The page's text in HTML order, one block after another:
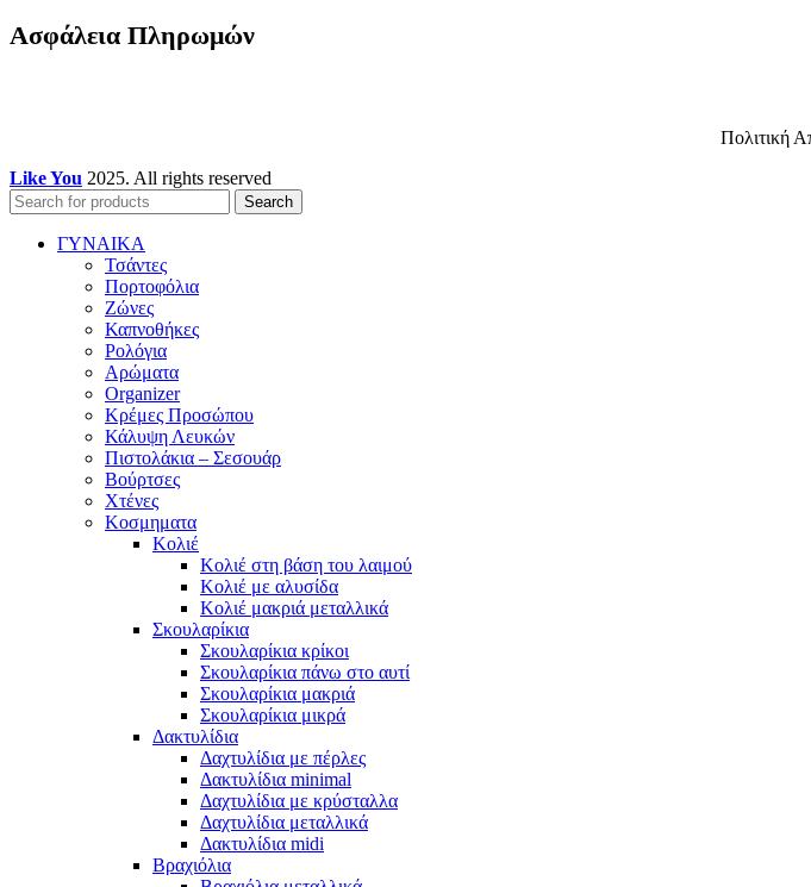
Ασφάλεια Πληρωμών
Πολιτική
Like You 2025. All rights reserved
Search
ΓΥΝΑΙΚΑ
Τσάντες
Πορτοφόλια
Ζώνες
Καπνοθήκες
Ρολόγια
Αρώματα
Organizer
Κρέμες Προσώπου
Κάλυψη Λευκών
Πιστολάκια – Σεσουάρ
Βούρτσες
Χτένες
Κοσμηματα
Κολιέ
Κολιέ στη βάση του λαιμού
Κολιέ με αλυσίδα
Κολιέ μακριά μεταλλικά
Σκουλαρίκια
Σκουλαρίκια κρίκοι
Σκουλαρίκια πάνω στο αυτί
Σκουλαρίκια μακριά
Σκουλαρίκια μικρά
Δακτυλίδια
Δαχτυλίδια με πέρλες
Δακτυλίδια minimal
Δαχτυλίδια με κρύσταλλα
Δαχτυλίδια μεταλλικά
Δακτυλίδια midi
Βραχιόλια